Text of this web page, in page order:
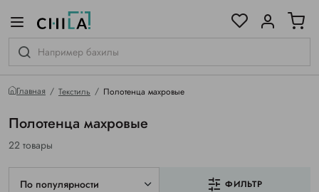
Главная Текстиль Полотенца махровые
Полотенца махровые
22 товары
По популярности ФИЛЬТР
гамме